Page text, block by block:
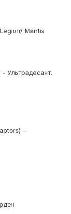
Mantis
Ультрадесант.
–